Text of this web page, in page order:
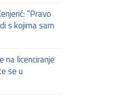
“Pravo
s kojima sam
na licenciranje
se u